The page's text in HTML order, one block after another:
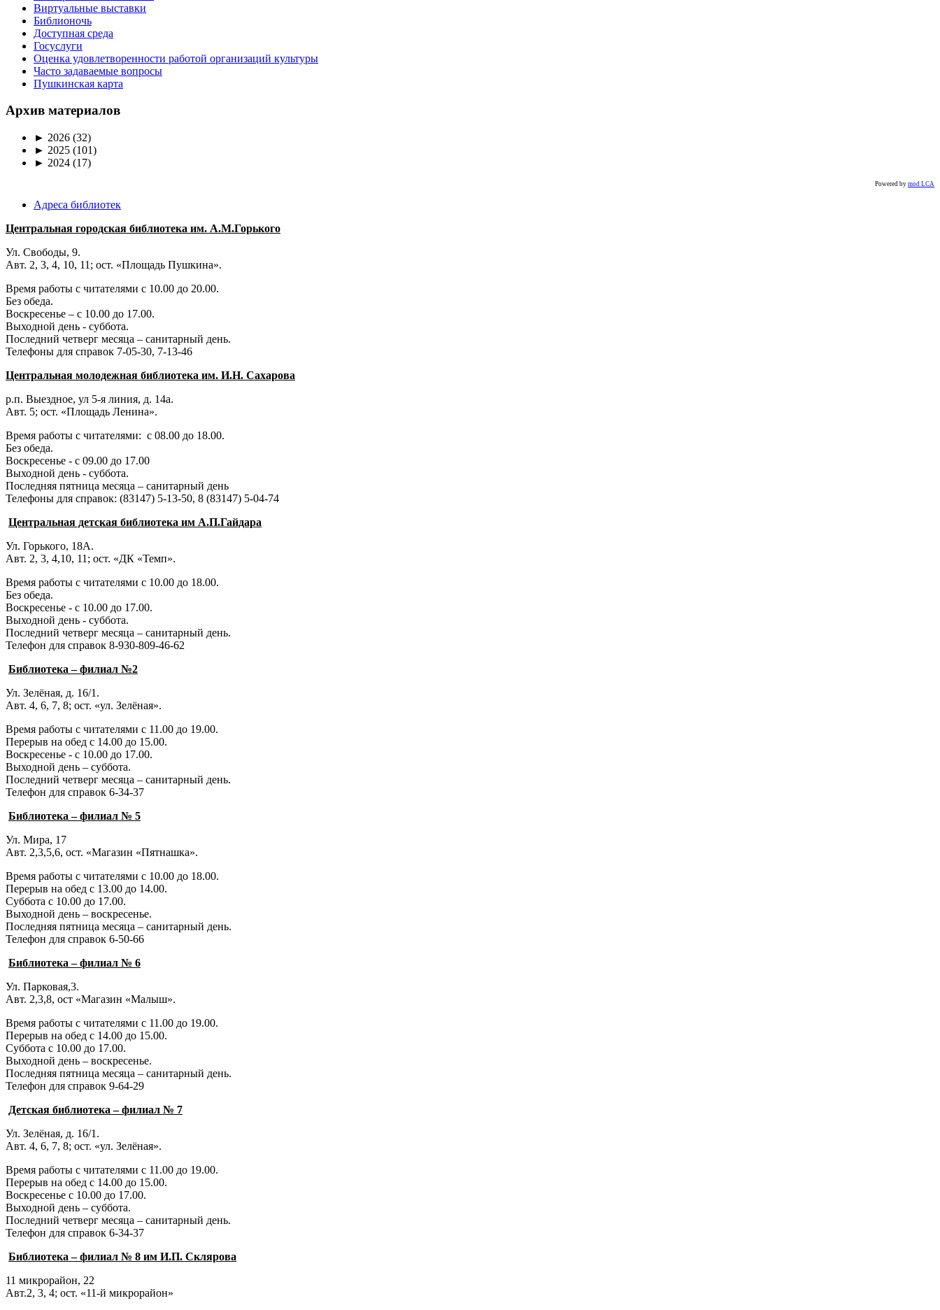
Виртуальные выставки
Библионочь
Доступная среда
Госуслуги
Оценка удовлетворенности работой организаций культуры
Часто задаваемые вопросы
Пушкинская карта
Архив материалов
► 2026 (32)
► 2025 (101)
► 2024 (17)
Powered by mod LCA
Адреса библиотек
Центральная городская библиотека им. А.М.Горького
Ул. Свободы, 9.
Авт. 2, 3, 4, 10, 11; ост. «Площадь Пушкина».
Время работы с читателями с 10.00 до 20.00.
Без обеда.
Воскресенье – с 10.00 до 17.00.
Выходной день - суббота.
Последний четверг месяца – санитарный день.
Телефоны для справок 7-05-30, 7-13-46
Центральная молодежная библиотека им. И.Н. Сахарова
р.п. Выездное, ул 5-я линия, д. 14а.
Авт. 5; ост. «Площадь Ленина».
Время работы с читателями: с 08.00 до 18.00.
Без обеда.
Воскресенье - с 09.00 до 17.00
Выходной день - суббота.
Последняя пятница месяца – санитарный день
Телефоны для справок: (83147) 5-13-50, 8 (83147) 5-04-74
Центральная детская библиотека им А.П.Гайдара
Ул. Горького, 18А.
Авт. 2, 3, 4,10, 11; ост. «ДК «Темп».
Время работы с читателями с 10.00 до 18.00.
Без обеда.
Воскресенье - с 10.00 до 17.00.
Выходной день - суббота.
Последний четверг месяца – санитарный день.
Телефон для справок 8-930-809-46-62
Библиотека – филиал №2
Ул. Зелёная, д. 16/1.
Авт. 4, 6, 7, 8; ост. «ул. Зелёная».
Время работы с читателями с 11.00 до 19.00.
Перерыв на обед с 14.00 до 15.00.
Воскресенье - с 10.00 до 17.00.
Выходной день – суббота.
Последний четверг месяца – санитарный день.
Телефон для справок 6-34-37
Библиотека – филиал № 5
Ул. Мира, 17
Авт. 2,3,5,6, ост. «Магазин «Пятнашка».
Время работы с читателями с 10.00 до 18.00.
Перерыв на обед с 13.00 до 14.00.
Суббота с 10.00 до 17.00.
Выходной день – воскресенье.
Последняя пятница месяца – санитарный день.
Телефон для справок 6-50-66
Библиотека – филиал № 6
Ул. Парковая,3.
Авт. 2,3,8, ост «Магазин «Малыш».
Время работы с читателями с 11.00 до 19.00.
Перерыв на обед с 14.00 до 15.00.
Суббота с 10.00 до 17.00.
Выходной день – воскресенье.
Последняя пятница месяца – санитарный день.
Телефон для справок 9-64-29
Детская библиотека – филиал № 7
Ул. Зелёная, д. 16/1.
Авт. 4, 6, 7, 8; ост. «ул. Зелёная».
Время работы с читателями с 11.00 до 19.00.
Перерыв на обед с 14.00 до 15.00.
Воскресенье с 10.00 до 17.00.
Выходной день – суббота.
Последний четверг месяца – санитарный день.
Телефон для справок 6-34-37
Библиотека – филиал № 8 им И.П. Склярова
11 микрорайон, 22
Авт.2, 3, 4; ост. «11-й микрорайон»